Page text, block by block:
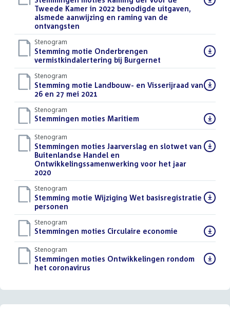
bestand:
Tweede Kamer in 2022 benodigde uitgaven,
alsmede aanwijzing en raming van de
ontvangsten
Stenogram
Download
bestand:
Stemming motie Onderbrengen
vermistkindalertering bij Burgernet
Stenogram
Download
bestand:
Stemming motie Landbouw- en Visserijraad van
26 en 27 mei 2021
Stenogram
Download
bestand:
Stemmingen moties Maritiem()
Stenogram
Download
bestand:
Stemmingen moties Jaarverslag en slotwet van
Buitenlandse Handel en
Ontwikkelingssamenwerking voor het jaar
2020()
Stenogram
Download
bestand:
Stemming motie Wijziging Wet basisregistratie
personen
Stenogram
Download
bestand:
Stemmingen moties Circulaire economie
Stenogram
Download
bestand:
Stemmingen moties Ontwikkelingen rondom
het coronavirus